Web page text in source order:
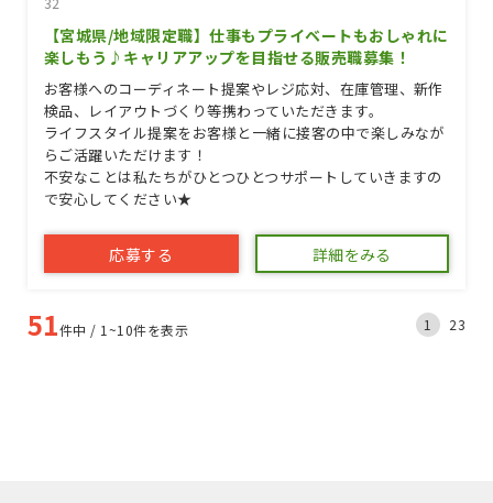
【宮城県/地域限定職】仕事もプライベートもおしゃれに
楽しもう♪キャリアアップを目指せる販売職募集！
お客様へのコーディネート提案やレジ応対、在庫管理、新作
検品、レイアウトづくり等携わっていただきます。
ライフスタイル提案をお客様と一緒に接客の中で楽しみなが
らご活躍いただけます！
不安なことは私たちがひとつひとつサポートしていきますの
で安心してください★
応募する 詳細をみる
51件中 / 1~10件を表示 1 23